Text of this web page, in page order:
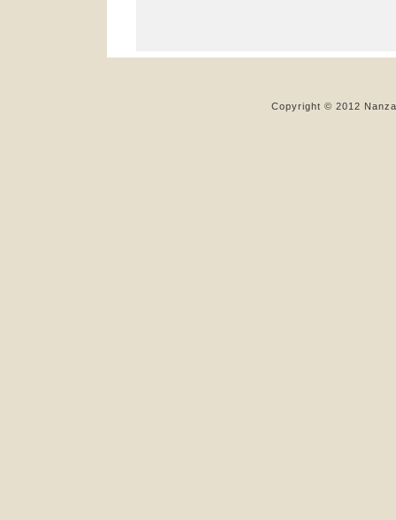
Copyright © 2012